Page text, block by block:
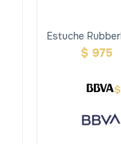
Estuche
Con
$ 975
$